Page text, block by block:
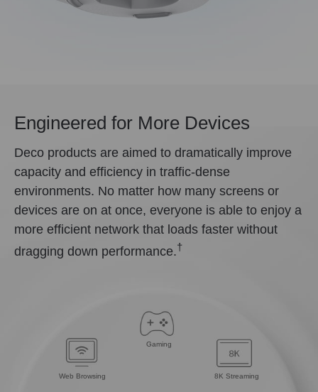
Engineered for More Devices
Deco products are aimed to dramatically improve
capacity and efficiency in traffic-dense
environments. No matter how many screens or
devices are on at once, everyone is able to enjoy a
more efficient network that loads faster without
dragging down performance.†
Gaming
8K Streaming
Web Browsing